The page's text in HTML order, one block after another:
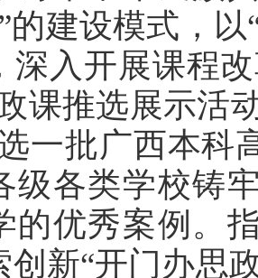
的建设模式，以
深入开展课程
课推选展示活
一批广西本科
级各类学校铸
的优秀案例。
创新“开门办思